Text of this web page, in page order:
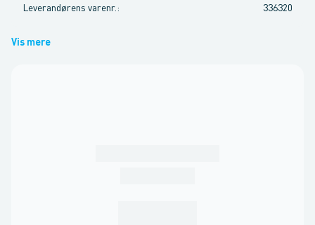
Leverandørens varenr. : 336320
Vis mere